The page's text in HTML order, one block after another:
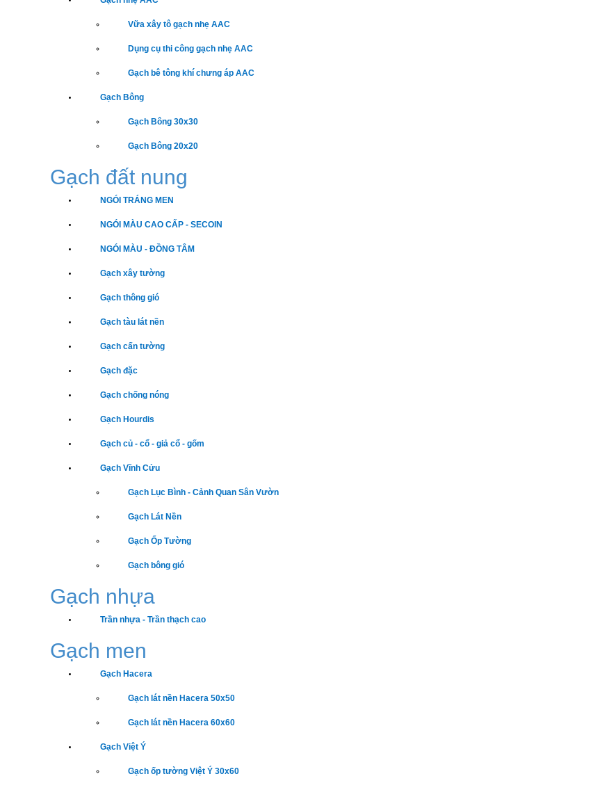
Vữa xây tô gạch nhẹ AAC
Dụng cụ thi công gạch nhẹ AAC
Gạch bê tông khí chưng áp AAC
Gạch Bông
Gạch Bông 30x30
Gạch Bông 20x20
Gạch đất nung
NGÓI TRÁNG MEN
NGÓI MÀU CAO CẤP - SECOIN
NGÓI MÀU - ĐỒNG TÂM
Gạch xây tường
Gạch thông gió
Gạch tàu lát nền
Gạch cấn tường
Gạch đặc
Gạch chống nóng
Gạch Hourdis
Gạch củ - cổ - giả cổ - gốm
Gạch Vĩnh Cửu
Gạch Lục Bình - Cảnh Quan Sân Vườn
Gạch Lát Nền
Gạch Ốp Tường
Gạch bông gió
Gạch nhựa
Trần nhựa - Trần thạch cao
Gạch men
Gạch Hacera
Gạch lát nền Hacera 50x50
Gạch lát nền Hacera 60x60
Gạch Việt Ý
Gạch ốp tường Việt Ý 30x60